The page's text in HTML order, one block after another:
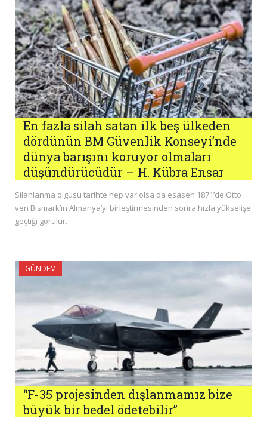
En fazla silah satan ilk beş ülkeden
dördünün BM Güvenlik Konseyi’nde
dünya barışını koruyor olmaları
düşündürücüdür – H. Kübra Ensar
Silahlanma olgusu tarihte hep var olsa da esasen 1871’de Otto
ven Bismark’ın Almanya’yı birleştirmesinden sonra hızla yükselişe
geçtiği görülür.
GÜNDEM
“F-35 projesinden dışlanmamız bize
büyük bir bedel ödetebilir”